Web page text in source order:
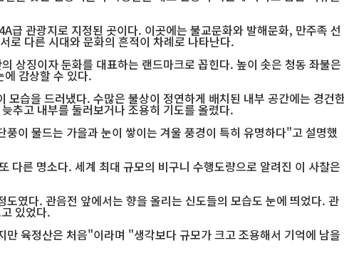
급 관광지로 지정된 곳이다. 이곳에는 불교문화와 발해문화, 만주족 선
로 다른 시대와 문화의 흔적이 차례로 나타난다.
상징이자 둔화를 대표하는 랜드마크로 꼽힌다. 높이 솟은 청동 좌불은
에 감상할 수 있다.
습을 드러냈다. 수많은 불상이 정연하게 배치된 내부 공간에는 경건
추고 내부를 둘러보거나 조용히 기도를 올렸다.
이 물드는 가을과 눈이 쌓이는 겨울 풍경이 특히 유명하다"고 설명했
다른 명소다. 세계 최대 규모의 비구니 수행도량으로 알려진 이 사찰은
였다. 관음전 앞에서는 향을 올리는 신도들의 모습도 눈에 띄었다. 관
있었다.
육정산은 처음"이라며 "생각보다 규모가 크고 조용해서 기억에 남을